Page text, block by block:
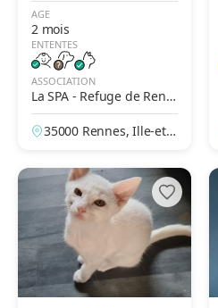
AGE
2 mois
ENTENTES
ASSOCIATION
La SPA - Refuge de Renn
es
35000 Rennes, Ille-et-V